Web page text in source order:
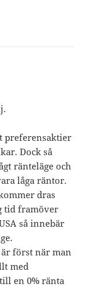
preferensaktier
Dock så
ränteläge och
låga räntor.
dras
tid framöver
så innebär
först när man
med
en 0% ränta